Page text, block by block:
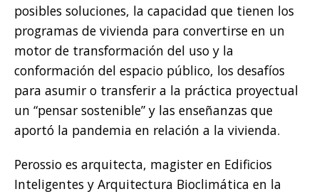
posibles soluciones, la capacidad que tienen los
programas de vivienda para convertirse en un
motor de transformación del uso y la
conformación del espacio público, los desafíos
para asumir o transferir a la práctica proyectual
un “pensar sostenible” y las enseñanzas que
aportó la pandemia en relación a la vivienda.
Perossio es arquitecta, magister en Edificios
Inteligentes y Arquitectura Bioclimática en la